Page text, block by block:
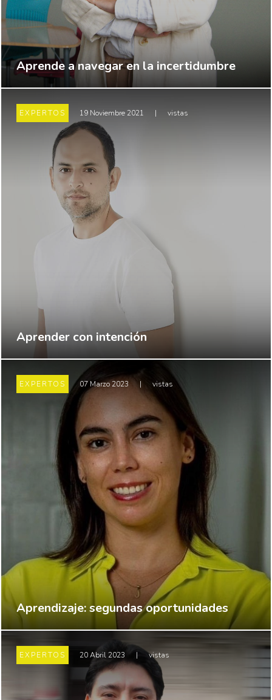
Aprende a navegar en la incertidumbre
EXPERTOS 19 Noviembre 2021 | vistas
Aprender con intención
EXPERTOS 07 Marzo 2023 | vistas
Aprendizaje: segundas oportunidades
EXPERTOS 20 Abril 2023 | vistas